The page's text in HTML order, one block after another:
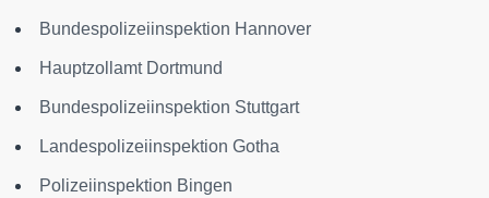
Bundespolizeiinspektion Hannover
Hauptzollamt Dortmund
Bundespolizeiinspektion Stuttgart
Landespolizeiinspektion Gotha
Polizeiinspektion Bingen